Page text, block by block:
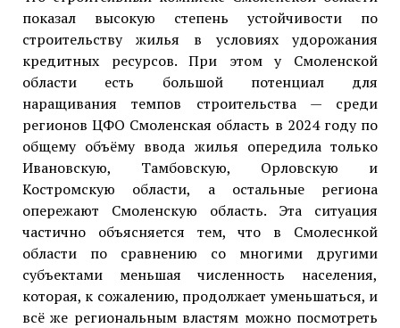
показал высокую степень устойчивости по
строительству жилья в условиях удорожания
кредитных ресурсов. При этом у Смоленской
области есть большой потенциал для
наращивания темпов строительства — среди
регионов ЦФО Смоленская область в 2024 году по
общему объёму ввода жилья опередила только
Ивановскую, Тамбовскую, Орловскую и
Костромскую области, а остальные региона
опережают Смоленскую область. Эта ситуация
частично объясняется тем, что в Смолеснкой
области по сравнению со многими другими
субъектами меньшая численность населения,
которая, к сожалению, продолжает уменьшаться, и
всё же региональным властям можно посмотреть